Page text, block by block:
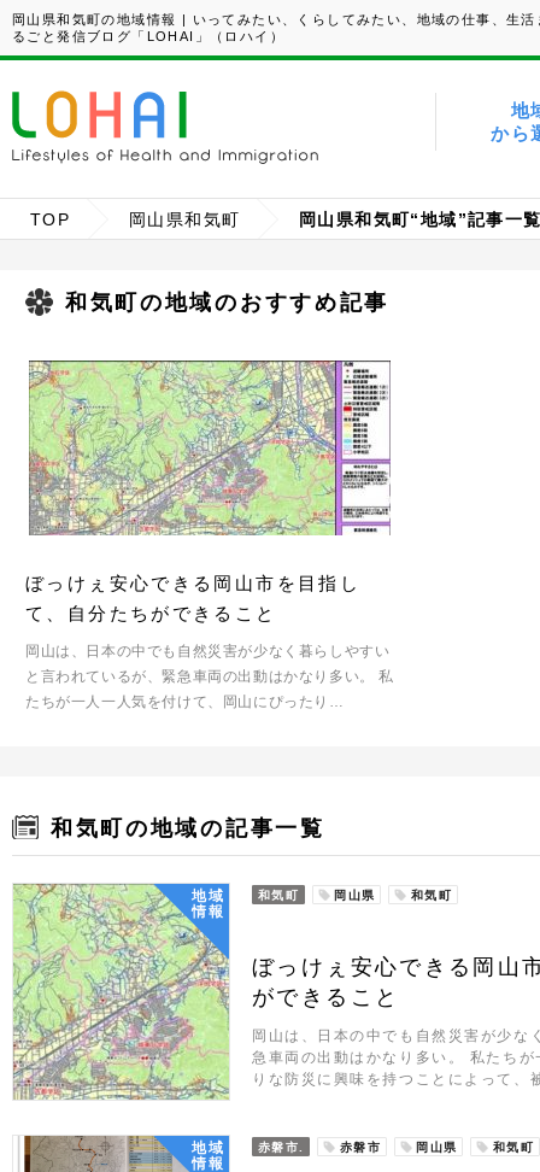
岡山県和気町の地域情報 | いってみたい、くらしてみたい、地域の仕事、生活
るごと発信ブログ「LOHAI」（ロハイ）
地
から
TOP 岡山県和気町 岡山県和気町“地域”記事一
和気町の地域のおすすめ記事
ぼっけぇ安心できる岡山市を目指し
て、自分たちができること
岡山は、日本の中でも自然災害が少なく暮らしやすい
と言われているが、緊急車両の出動はかなり多い。 私
たちが一人一人気を付けて、岡山にぴったり…
和気町の地域の記事一覧
地域
情報
和気町 岡山県 和気町
ぼっけぇ安心できる岡山
ができること
岡山は、日本の中でも自然災害が少な
急車両の出動はかなり多い。 私たち
りな防災に興味を持つことによって
地域
情報
赤磐市. 赤磐市 岡山県 和気町